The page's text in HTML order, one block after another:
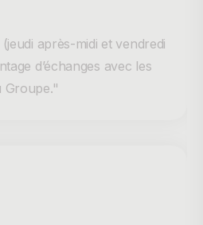
après-midi et vendredi
d’échanges avec les
Groupe."